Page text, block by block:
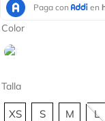
Talla
XS S M L
Color